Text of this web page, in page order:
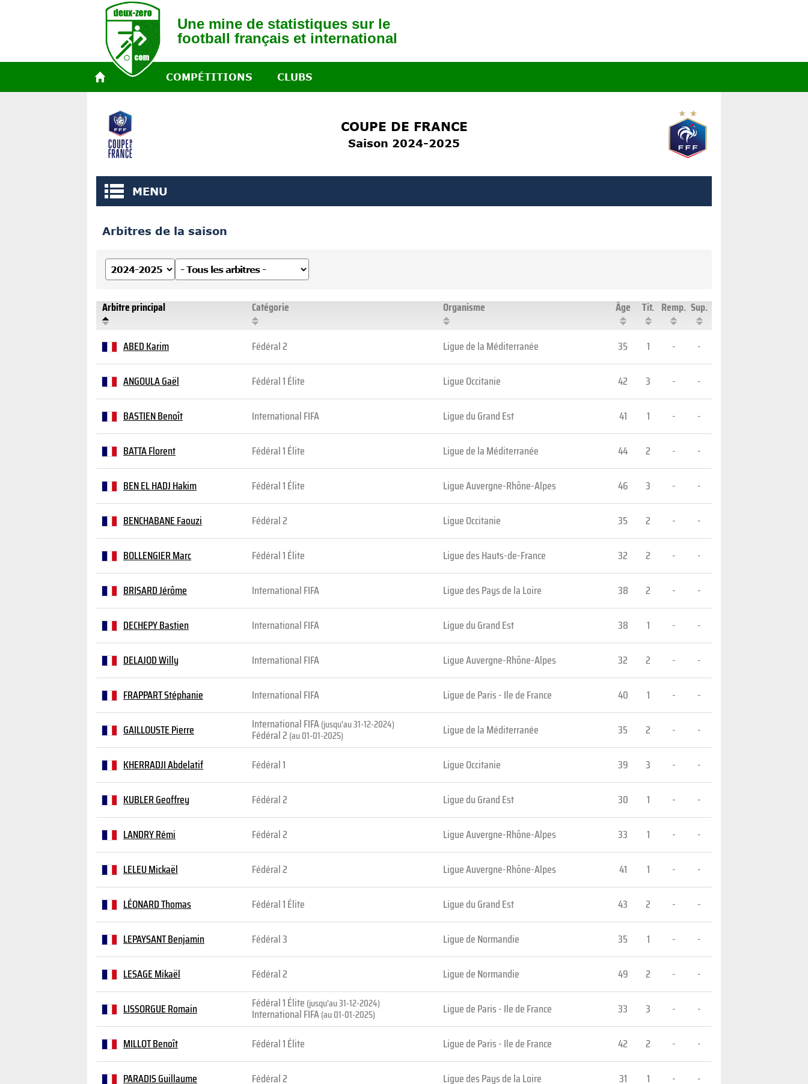
Une mine de statistiques sur le
football français et international
COMPÉTITIONS CLUBS
COUPE DE FRANCE
Saison 2024-2025
MENU
Arbitres de la saison
Arbitre principal Catégorie Organisme Âge Tit. Remp. Sup.
ABED Karim Fédéral 2 Ligue de la Méditerranée 35 1 - -
ANGOULA Gaël Fédéral 1 Élite Ligue Occitanie 42 3 - -
BASTIEN Benoît International FIFA Ligue du Grand Est 41 1 - -
BATTA Florent Fédéral 1 Élite Ligue de la Méditerranée 44 2 - -
BEN EL HADJ Hakim Fédéral 1 Élite Ligue Auvergne-Rhône-Alpes 46 3 - -
BENCHABANE Faouzi Fédéral 2 Ligue Occitanie 35 2 - -
BOLLENGIER Marc Fédéral 1 Élite Ligue des Hauts-de-France 32 2 - -
BRISARD Jérôme International FIFA Ligue des Pays de la Loire 38 2 - -
DECHEPY Bastien International FIFA Ligue du Grand Est 38 1 - -
DELAJOD Willy International FIFA Ligue Auvergne-Rhône-Alpes 32 2 - -
FRAPPART Stéphanie International FIFA Ligue de Paris - Ile de France 40 1 - -
GAILLOUSTE Pierre International FIFA(jusqu'au 31-12-2024)
Fédéral 2 (au 01-01-2025) Ligue de la Méditerranée 35 2 - -
KHERRADJI Abdelatif Fédéral 1 Ligue Occitanie 39 3 - -
KUBLER Geoffrey Fédéral 2 Ligue du Grand Est 30 1 - -
LANDRY Rémi Fédéral 2 Ligue Auvergne-Rhône-Alpes 33 1 - -
LELEU Mickaël Fédéral 2 Ligue Auvergne-Rhône-Alpes 41 1 - -
LÉONARD Thomas Fédéral 1 Élite Ligue du Grand Est 43 2 - -
LEPAYSANT Benjamin Fédéral 3 Ligue de Normandie 35 1 - -
LESAGE Mikaël Fédéral 2 Ligue de Normandie 49 2 - -
LISSORGUE Romain Fédéral 1 Élite (jusqu'au 31-12-2024)
International FIFA(au 01-01-2025) Ligue de Paris - Ile de France 33 3 - -
MILLOT Benoît Fédéral 1 Élite Ligue de Paris - Ile de France 42 2 - -
PARADIS Guillaume Fédéral 2 Ligue des Pays de la Loire 31 1 - -